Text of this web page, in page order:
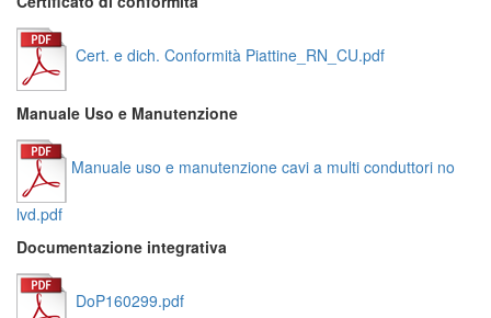
Cert. e dich. Conformità Piattine_RN_CU.pdf
Manuale Uso e Manutenzione
Manuale uso e manutenzione cavi a multi conduttori no
lvd.pdf
Documentazione integrativa
DoP160299.pdf